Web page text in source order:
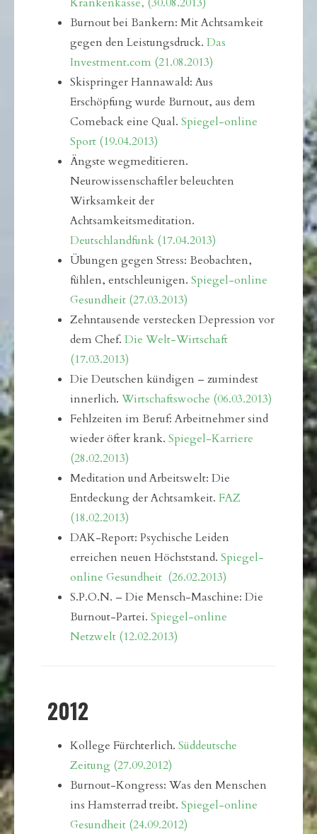
Burnout bei Bankern: Mit Achtsamkeit
gegen den Leistungsdruck. Das
Investment.com (21.08.2013)
Skispringer Hannawald: Aus
Erschöpfung wurde Burnout, aus dem
Comeback eine Qual. Spiegel-online
Sport (19.04.2013)
Ängste wegmeditieren.
Neurowissenschaftler beleuchten
Wirksamkeit der
Achtsamkeitsmeditation.
Deutschlandfunk (17.04.2013)
Übungen gegen Stress: Beobachten,
fühlen, entschleunigen. Spiegel-online
Gesundheit (27.03.2013)
Zehntausende verstecken Depression vor
dem Chef. Die Welt-Wirtschaft
(17.03.2013)
Die Deutschen kündigen – zumindest
innerlich. Wirtschaftswoche (06.03.2013)
Fehlzeiten im Beruf: Arbeitnehmer sind
wieder öfter krank. Spiegel-Karriere
(28.02.2013)
Meditation und Arbeitswelt: Die
Entdeckung der Achtsamkeit. FAZ
(18.02.2013)
DAK-Report: Psychische Leiden
erreichen neuen Höchststand. Spiegel-
online Gesundheit (26.02.2013)
S.P.O.N. – Die Mensch-Maschine: Die
Burnout-Partei. Spiegel-online
Netzwelt (12.02.2013)
2012
Kollege Fürchterlich. Süddeutsche
Zeitung (27.09.2012)
Burnout-Kongress: Was den Menschen
ins Hamsterrad treibt. Spiegel-online
Gesundheit (24.09.2012)